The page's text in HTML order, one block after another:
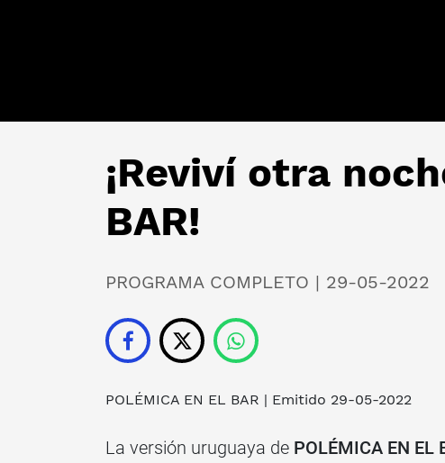
¡Reviví otra
BAR!
PROGRAMA COMPLETO | 29-05-2022
POLÉMICA EN EL BAR | Emitido 29-05-2022
La versión uruguaya de POLÉMICA EN EL